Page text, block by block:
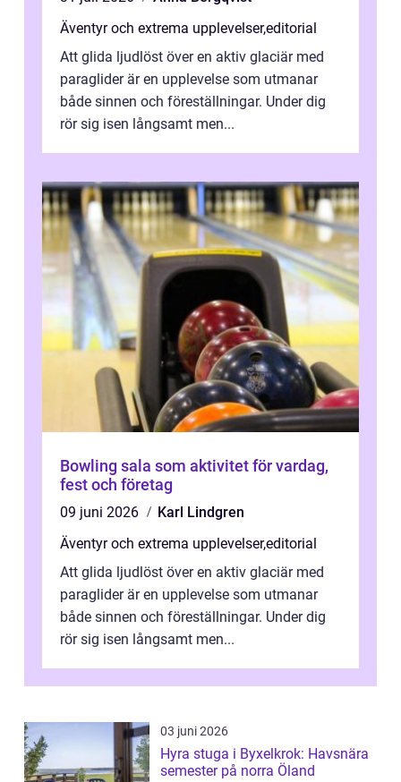
Äventyr och extrema upplevelser,editorial
Att glida ljudlöst över en aktiv glaciär med
paraglider är en upplevelse som utmanar
både sinnen och föreställningar. Under dig
rör sig isen långsamt men...
Bowling sala som aktivitet för vardag,
fest och företag
09 juni 2026
Karl Lindgren
Äventyr och extrema upplevelser,editorial
Att glida ljudlöst över en aktiv glaciär med
paraglider är en upplevelse som utmanar
både sinnen och föreställningar. Under dig
rör sig isen långsamt men...
03 juni 2026
Hyra stuga i Byxelkrok: Havsnära
semester på norra Öland